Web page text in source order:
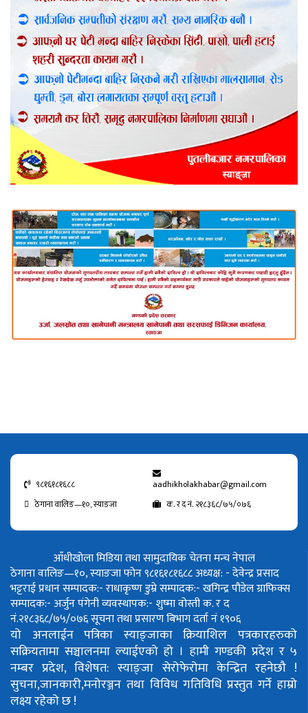
९८१६१८१६८८
aadhikholakhabar@gmail.com
ठेगाना वालिङ—१०, स्याङजा
क. र द नं. २१८३६८/७५/०७६
आँधीखोला मिडिया तथा सामुदायिक चेतना मन्च नेपाल
ठेगाना वालिङ—१०, स्याङजा फोन ९८१६१८१६८८अध्यक्ष: - देवेन्द्र प्रसाद
भट्टराईप्रधान सम्पादक:- राधाकृष्ण डुम्रेसम्पादक:- खगिन्द्र पौडेलग्राफिक्स
सम्पादक:- अर्जुन पंगेनीव्यवस्थापक:- शुष्मा वोस्तीक. र द
नं.२१८३६८/७५/०७६सूचना तथा प्रसारण बिभाग दर्ता नं १९०६
यो अनलाईन पत्रिका स्याङ्जाका क्रियाशिल पत्रकारहरुको
सक्रियतामा सञ्चालनमा ल्याईएको हो । हामी गण्डकी प्रदेश र ५
नम्बर प्रदेश, विशेषत: स्याङ्जा सेरोफेरोमा केन्द्रित रहनेछौ !
सुचना,जानकारी,मनोरञ्जन तथा विविध गतिविधि प्रस्तुत गर्ने हाम्रो
लक्ष्य रहेको छ !